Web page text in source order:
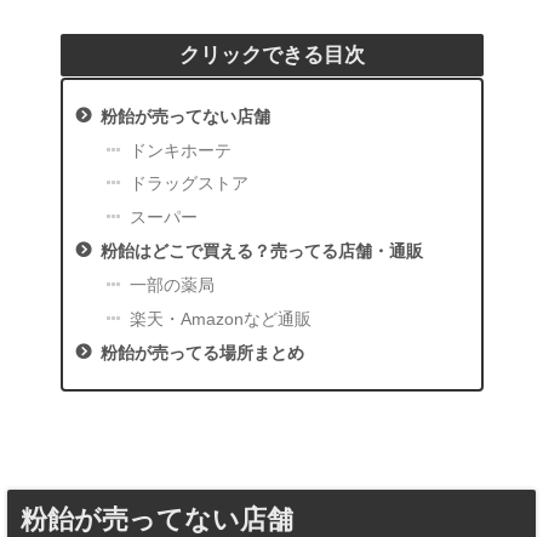
クリックできる目次
粉飴が売ってない店舗
ドンキホーテ
ドラッグストア
スーパー
粉飴はどこで買える？売ってる店舗・通販
一部の薬局
楽天・Amazonなど通販
粉飴が売ってる場所まとめ
粉飴が売ってない店舗